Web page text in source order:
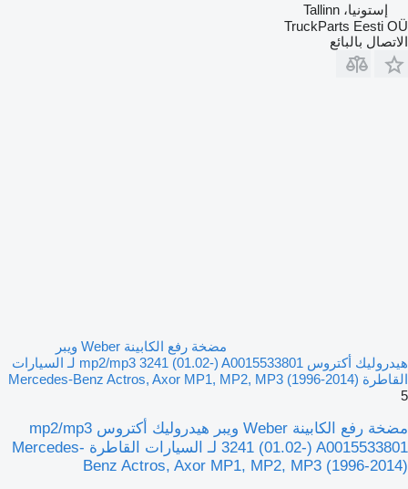
إستونيا، Tallinn
TruckParts Eesti OÜ
الاتصال بالبائع
مضخة رفع الكابينة Weber ويبر
هيدروليك أكتروس mp2/mp3 3241 (01.02-) A0015533801 لـ السيارات
القاطرة Mercedes-Benz Actros, Axor MP1, MP2, MP3 (1996-2014)
5
مضخة رفع الكابينة Weber ويبر هيدروليك أكتروس mp2/mp3
3241 (01.02-) A0015533801 لـ السيارات القاطرة Mercedes-
Benz Actros, Axor MP1, MP2, MP3 (1996-2014)